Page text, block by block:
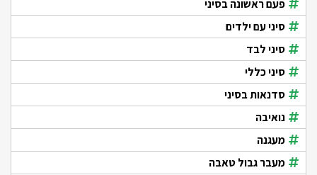
פעם ראשונה בסיני
סיני עם ילדים
סיני לבד
סיני כללי
סדנאות בסיני
נואיבה
מעגנה
מעבר גבול טאבה